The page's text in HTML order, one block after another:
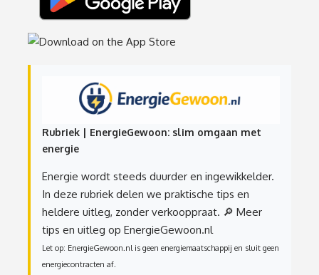
Rubriek | EnergieGewoon: slim omgaan met
energie
Energie wordt steeds duurder en ingewikkelder.
In deze rubriek delen we praktische tips en
heldere uitleg, zonder verkooppraat. 🔎 Meer
tips en uitleg op EnergieGewoon.nl
Let op: EnergieGewoon.nl is geen energiemaatschappij en sluit geen
energiecontracten af.